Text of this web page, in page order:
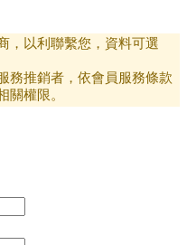
，以利聯繫您，資料可選
務推銷者，依會員服務條款
關權限。